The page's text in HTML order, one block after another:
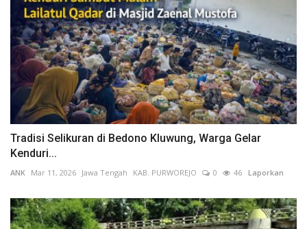
Tradisi Selikuran di Bedono Kluwung, Warga Gelar
Kenduri...
ANK Mar 11, 2026 Jawa Tengah KAB. PURWOREJO 0 46 Laporkan